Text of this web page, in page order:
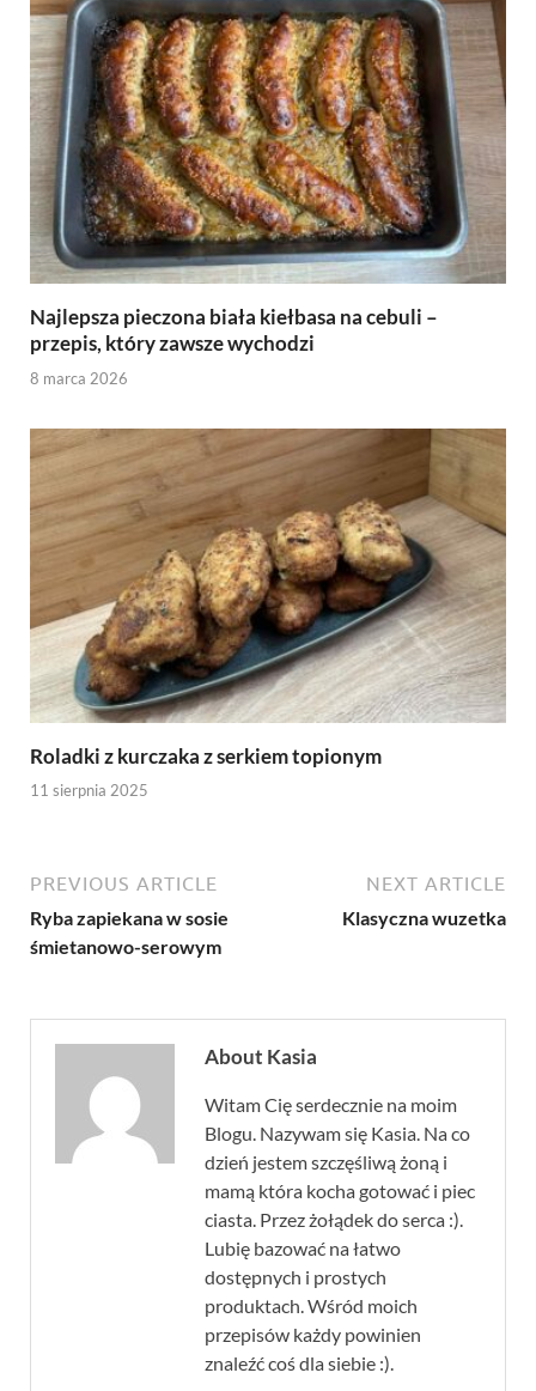
Najlepsza pieczona biała kiełbasa na cebuli –
przepis, który zawsze wychodzi
8 marca 2026
Roladki z kurczaka z serkiem topionym
11 sierpnia 2025
PREVIOUS ARTICLE
Ryba zapiekana w sosie
śmietanowo-serowym
NEXT ARTICLE
Klasyczna wuzetka
About Kasia
Witam Cię serdecznie na moim
Blogu. Nazywam się Kasia. Na co
dzień jestem szczęśliwą żoną i
mamą która kocha gotować i piec
ciasta. Przez żołądek do serca :).
Lubię bazować na łatwo
dostępnych i prostych
produktach. Wśród moich
przepisów każdy powinien
znaleźć coś dla siebie :).